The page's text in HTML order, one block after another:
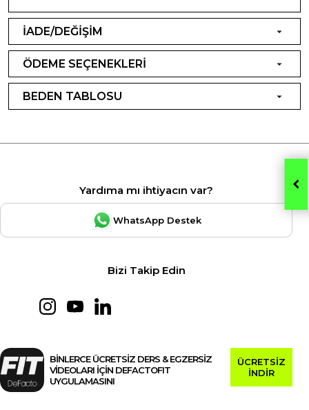
İADE/DEĞİŞİM
ÖDEME SEÇENEKLERİ
BEDEN TABLOSU
Yardıma mı ihtiyacın var?
WhatsApp Destek
Bizi Takip Edin
BİNLERCE ÜCRETSİZ DERS & EGZERSİZ
VİDEOLARI İÇİN DEFACTOFIT
UYGULAMASINI
ÜCRETSİZ
İNDİR